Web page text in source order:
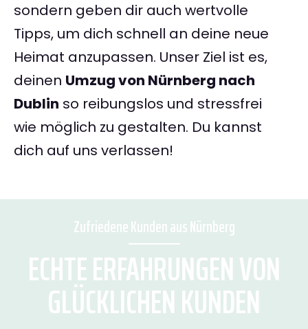
sondern geben dir auch wertvolle
Tipps, um dich schnell an deine neue
Heimat anzupassen. Unser Ziel ist es,
deinen Umzug von Nürnberg nach
Dublin so reibungslos und stressfrei
wie möglich zu gestalten. Du kannst
dich auf uns verlassen!
Zufriedene Kunden aus Nürnberg
ECHTE ERFAHRUNGEN VON
GLÜCKLICHEN KUNDEN